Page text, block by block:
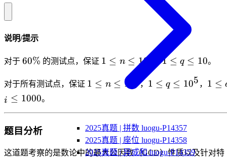
2025真题 | 拼数 luogu-P14357
2025真题 | 座位 luogu-P14358
2025真题 | 异或和 luogu-P14359
说明/提示
对于 60\%
60% 的测试点，保证 1 \le
10^3
1 ≤ n ≤ 103 ，1
q
1 ≤ q ≤ 10。
对于所有测试点，保证 1 \le
1 ≤ n ≤ 1 ， 1 \le
1 ≤ q ≤ 105 ， 1 \le
1 ≤
i ≤ 1000。
题目分析
这道题考察的是数论中的最大公因数（GCD）性质以及针对特